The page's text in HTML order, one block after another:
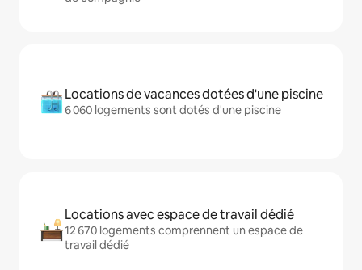
Locations de vacances dotées d'une piscine
6 060 logements sont dotés d'une piscine
Locations avec espace de travail dédié
12 670 logements comprennent un espace de
travail dédié